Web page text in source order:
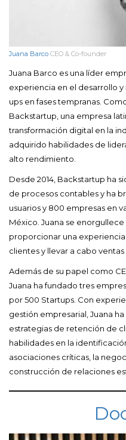
Juana Barco CEO & Co-founder
Juana Barco es una líder
experiencia en el desarrollo
ups en fases tempranas.
Backstartup, una empresa
transformación digital en la
adquirido habilidades de
alto rendimiento.
Desde 2014, Backstartup ha
de procesos contables y ha
usuarios y 800 empresas en
México. Juana se
proporcionar una
clientes y llevar a cabo ventas
Además de su papel como
Juana ha fundado tres
por 500 Startups. Con
gestión empresarial, Juana
estrategias de retención de
habilidades en la
asociaciones críticas, la
construcción de relaciones